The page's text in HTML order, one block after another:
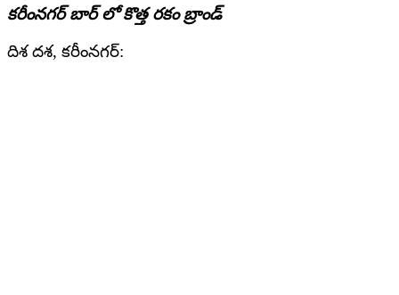
కరీంనగర్ బార్ లో కొత్త రకం బ్రాండ్
దిశ దశ, కరీంనగర్: